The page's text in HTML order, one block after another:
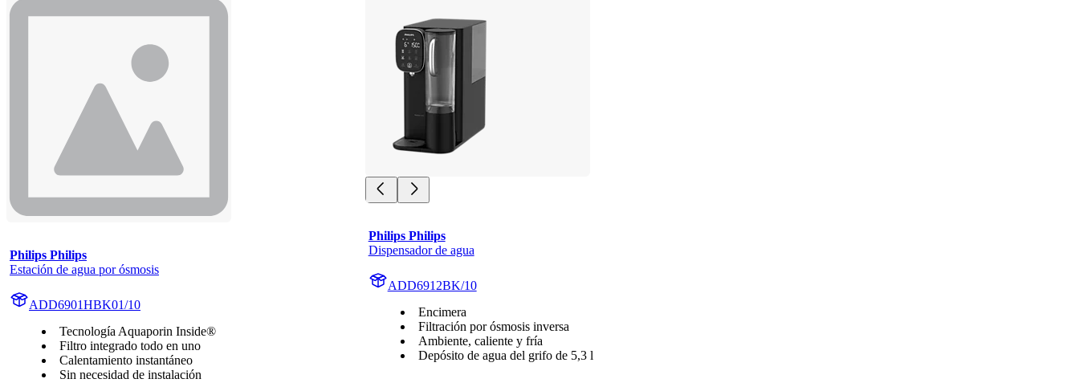
Philips Philips
Estación de agua por ósmosis
ADD6901HBK01/10
Tecnología Aquaporin Inside®
Filtro integrado todo en uno
Calentamiento instantáneo
Sin necesidad de instalación
Philips Philips
Dispensador de agua
ADD6912BK/10
Encimera
Filtración por ósmosis inversa
Ambiente, caliente y fría
Depósito de agua del grifo de 5,3 l